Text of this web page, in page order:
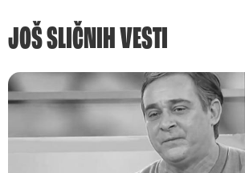
JOŠ SLIČNIH VESTI